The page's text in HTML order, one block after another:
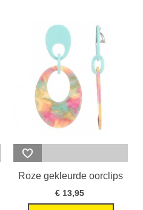
Roze gekleurde oorclips
met een...
€ 13,95